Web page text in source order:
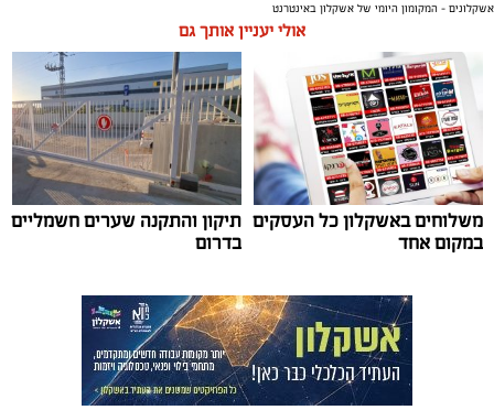
אשקלונים - המקומון היומי של אשקלון באינטרנט
אולי יעניין אותך גם
משלוחים באשקלון כל העסקים
במקום אחד
תיקון והתקנה שערים חשמליים
בדרום